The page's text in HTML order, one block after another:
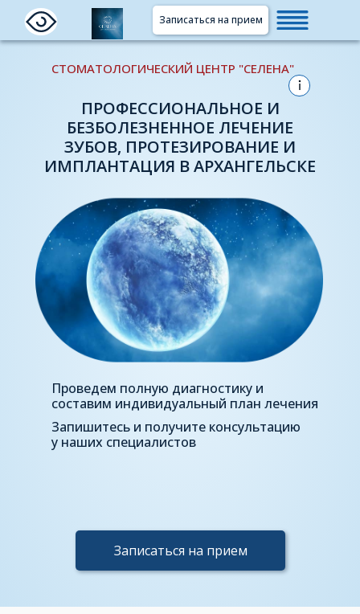
Записаться на прием
СТОМАТОЛОГИЧЕСКИЙ ЦЕНТР "СЕЛЕНА"
ПРОФЕССИОНАЛЬНОЕ И
БЕЗБОЛЕЗНЕННОЕ ЛЕЧЕНИЕ
ЗУБОВ, ПРОТЕЗИРОВАНИЕ И
ИМПЛАНТАЦИЯ В АРХАНГЕЛЬСКЕ
Проведем полную диагностику и
составим индивидуальный план лечения
Запишитесь и получите консультацию
у наших специалистов
Записаться на прием